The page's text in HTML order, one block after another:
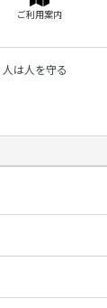
ご利用案内
人は人を守る